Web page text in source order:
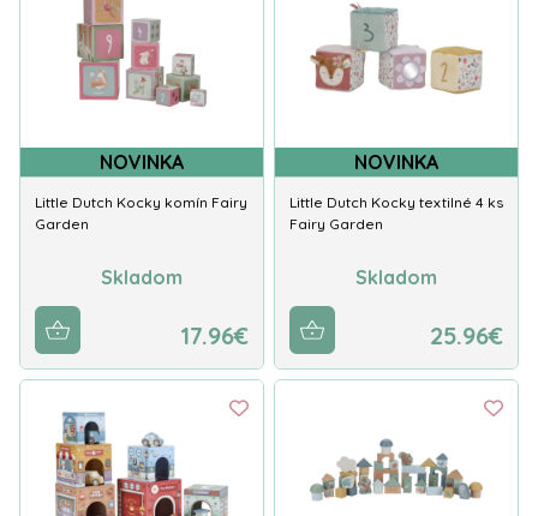
NOVINKA
Little Dutch Kocky komín Fairy
Garden
Skladom
17.96€
NOVINKA
Little Dutch Kocky textilné 4 ks
Fairy Garden
Skladom
25.96€